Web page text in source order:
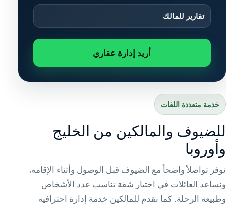
تقارير للمالك
أريد إدارة عقاري
خدمة متعددة اللغات
للضيوف والمالكين من الخليج
وأوروبا
نوفر تواصلاً واضحاً مع الضيوف قبل الوصول وأثناء الإقامة،
ونساعد العائلات في اختيار شقة تناسب عدد الأشخاص
وطبيعة الرحلة. كما نقدم للمالكين خدمة إدارة احترافية